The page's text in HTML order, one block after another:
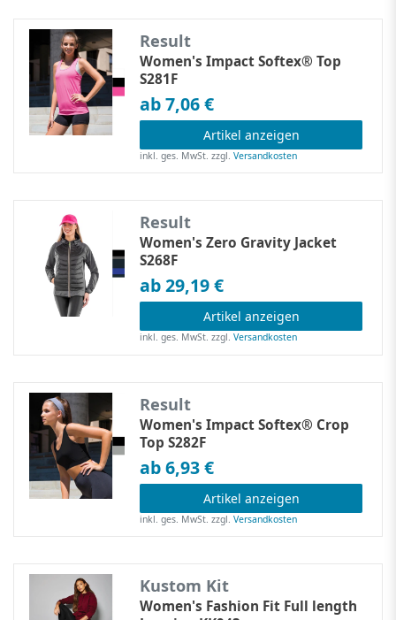
Result
Women's Impact Softex® Top
S281F
ab 7,06 €
Artikel anzeigen
inkl. ges. MwSt. zzgl.Versandkosten
Result
Women's Zero Gravity Jacket
S268F
ab 29,19 €
Artikel anzeigen
inkl. ges. MwSt. zzgl.Versandkosten
Result
Women's Impact Softex® Crop
Top S282F
ab 6,93 €
Artikel anzeigen
inkl. ges. MwSt. zzgl.Versandkosten
Kustom Kit
Women's Fashion Fit Full length